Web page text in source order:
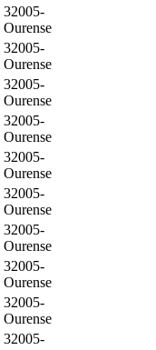
32005-
Ourense
32005-
Ourense
32005-
Ourense
32005-
Ourense
32005-
Ourense
32005-
Ourense
32005-
Ourense
32005-
Ourense
32005-
Ourense
32005-